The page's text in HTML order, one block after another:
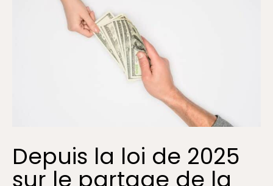
Depuis la loi de 2025
sur le partage de la